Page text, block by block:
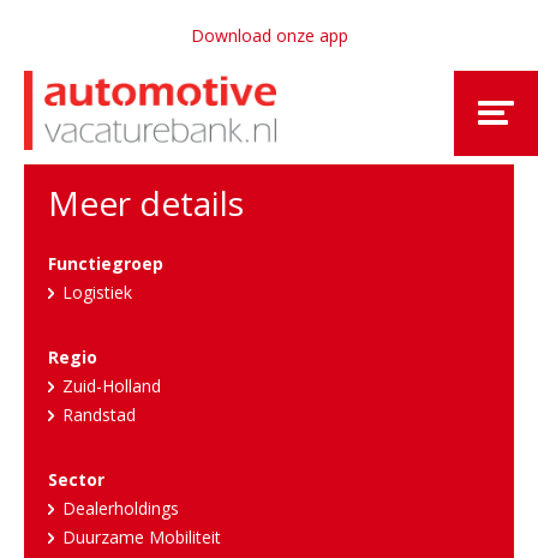
Download onze app
Meer details
Functiegroep
Logistiek
Regio
Zuid-Holland
Randstad
Sector
Dealerholdings
Duurzame Mobiliteit